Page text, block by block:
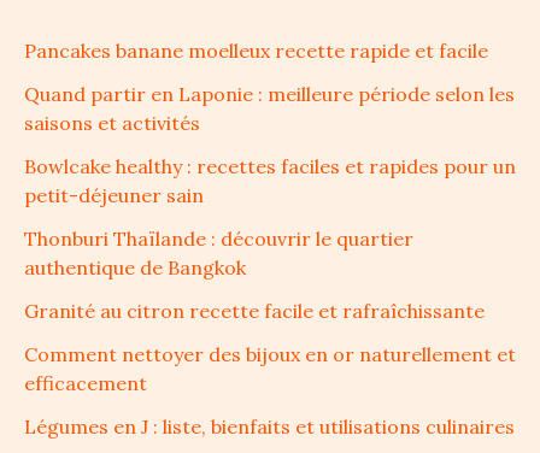
Pancakes banane moelleux recette rapide et facile
Quand partir en Laponie : meilleure période selon les
saisons et activités
Bowlcake healthy : recettes faciles et rapides pour un
petit-déjeuner sain
Thonburi Thaïlande : découvrir le quartier
authentique de Bangkok
Granité au citron recette facile et rafraîchissante
Comment nettoyer des bijoux en or naturellement et
efficacement
Légumes en J : liste, bienfaits et utilisations culinaires